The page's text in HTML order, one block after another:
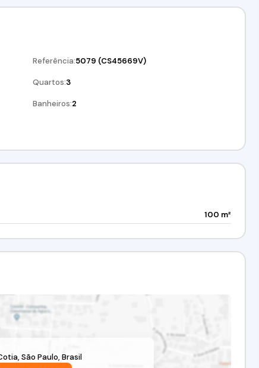
Referência:5079 (CS45669V)
Quartos:3
Banheiros:2
100 m²
, São Paulo, Brasil